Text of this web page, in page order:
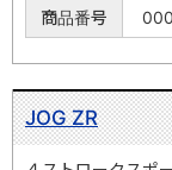
商品番号
JOG ZR